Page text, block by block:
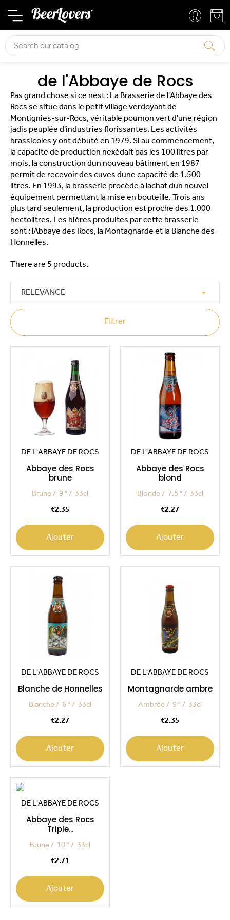
de l'Abbaye de Rocs
Pas grand chose si ce nest : La Brasserie de l'Abbaye des
Rocs se situe dans le petit village verdoyant de
Montignies-sur-Rocs, véritable poumon vert d'une région
jadis peuplée d'industries florissantes. Les activités
brassicoles y ont débuté en 1979. Si au commencement,
la capacité de production nexédait pas les 100 litres par
mois, la construction dun nouveau bâtiment en 1987
permit de recevoir des cuves dune capacité de 1.500
litres. En 1993, la brasserie procède à lachat dun nouvel
équipement permettant la mise en bouteille. Trois ans
plus tard seulement, la production est proche des 1.000
hectolitres. Les bières produites par cette brasserie
sont : lAbbaye des Rocs, la Montagnarde et la Blanche des
Honnelles.
There are 5 products.
RELEVANCE 
Filtrer
DE L'ABBAYE DE ROCS
Abbaye des Rocs
brune
Brune 9 ° 33cl
€2.35
Ajouter
DE L'ABBAYE DE ROCS
Abbaye des Rocs
blond
Blonde 7.5 ° 33cl
€2.27
Ajouter
DE L'ABBAYE DE ROCS
Blanche de Honnelles
Blanche 6 ° 33cl
€2.27
Ajouter
DE L'ABBAYE DE ROCS
Montagnarde ambre
Ambrée 9 ° 33cl
€2.35
Ajouter
DE L'ABBAYE DE ROCS
Abbaye des Rocs
Triple...
Brune 10 ° 33cl
€2.71
Ajouter